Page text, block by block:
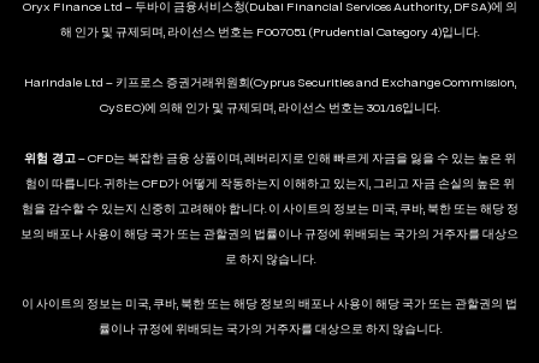
Oryx Finance Ltd – 두바이 금융서비스청(Dubai Financial Services Authority, DFSA)에 의
해 인가 및 규제되며, 라이선스 번호는 F007051 (Prudential Category 4)입니다.
Harindale Ltd – 키프로스 증권거래위원회(Cyprus Securities and Exchange Commission,
CySEC)에 의해 인가 및 규제되며, 라이선스 번호는 301/16입니다.
위험 경고– CFD는 복잡한 금융 상품이며, 레버리지로 인해 빠르게 자금을 잃을 수 있는 높은 위
험이 따릅니다. 귀하는 CFD가 어떻게 작동하는지 이해하고 있는지, 그리고 자금 손실의 높은 위
험을 감수할 수 있는지 신중히 고려해야 합니다. 이 사이트의 정보는 미국, 쿠바, 북한 또는 해당 정
보의 배포나 사용이 해당 국가 또는 관할권의 법률이나 규정에 위배되는 국가의 거주자를 대상으
로 하지 않습니다.
이 사이트의 정보는 미국, 쿠바, 북한 또는 해당 정보의 배포나 사용이 해당 국가 또는 관할권의 법
률이나 규정에 위배되는 국가의 거주자를 대상으로 하지 않습니다.